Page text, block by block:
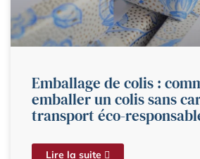
Emballage de colis :
emballer un colis sans
transport éco-
Lire la suite